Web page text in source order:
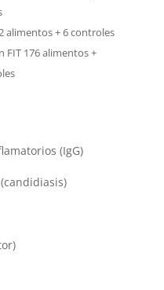
alimentos + 6 controles
FIT 176 alimentos +
(IgG)